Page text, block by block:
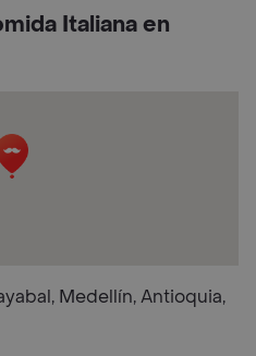
Italiana en
Medellín, Antioquia,